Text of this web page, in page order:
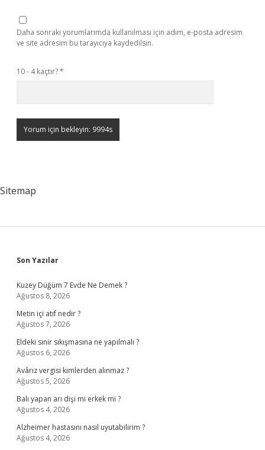
Daha sonraki yorumlarımda kullanılması için adım, e-posta adresim
ve site adresim bu tarayıcıya kaydedilsin.
10 - 4 kaçtır?*
Sitemap
Sidebar
Son Yazılar
Kuzey Düğüm 7 Evde Ne Demek ?
Ağustos 8, 2026
Metin içi atıf nedir ?
Ağustos 7, 2026
Eldeki sinir sıkışmasına ne yapılmalı ?
Ağustos 6, 2026
Avârız vergisi kimlerden alınmaz ?
Ağustos 5, 2026
Balı yapan arı dişi mi erkek mi ?
Ağustos 4, 2026
Alzheimer hastasını nasıl uyutabilirim ?
Ağustos 4, 2026